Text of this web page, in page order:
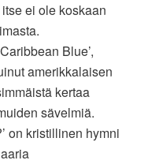
ei ole koskaan
Blue’,
amerikkalaisen
kertaa
sävelmiä.
on kristillinen hymni